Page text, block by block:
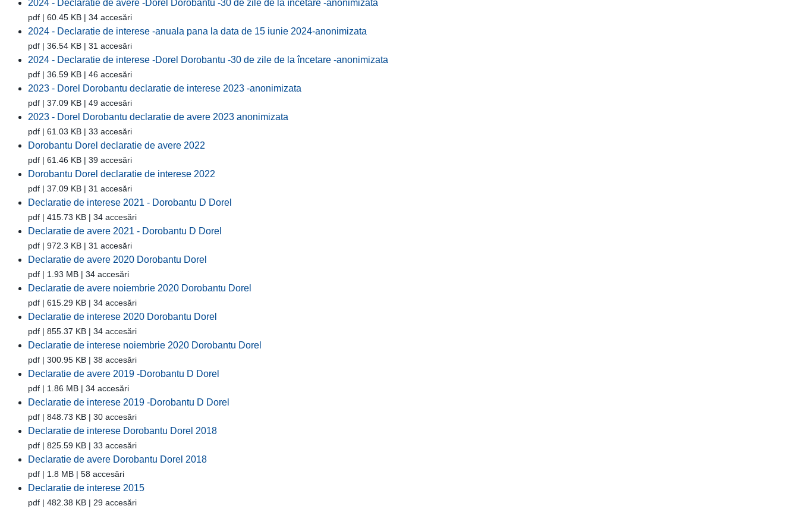
2024 - Declaratie de avere -Dorel Dorobantu -30 de zile de la încetare -anonimizata
pdf | 60.45 KB | 34 accesări
2024 - Declaratie de interese -anuala pana la data de 15 iunie 2024-anonimizata
pdf | 36.54 KB | 31 accesări
2024 - Declaratie de interese -Dorel Dorobantu -30 de zile de la încetare -anonimizata
pdf | 36.59 KB | 46 accesări
2023 - Dorel Dorobantu declaratie de interese 2023 -anonimizata
pdf | 37.09 KB | 49 accesări
2023 - Dorel Dorobantu declaratie de avere 2023 anonimizata
pdf | 61.03 KB | 33 accesări
Dorobantu Dorel declaratie de avere 2022
pdf | 61.46 KB | 39 accesări
Dorobantu Dorel declaratie de interese 2022
pdf | 37.09 KB | 31 accesări
Declaratie de interese 2021 - Dorobantu D Dorel
pdf | 415.73 KB | 34 accesări
Declaratie de avere 2021 - Dorobantu D Dorel
pdf | 972.3 KB | 31 accesări
Declaratie de avere 2020 Dorobantu Dorel
pdf | 1.93 MB | 34 accesări
Declaratie de avere noiembrie 2020 Dorobantu Dorel
pdf | 615.29 KB | 34 accesări
Declaratie de interese 2020 Dorobantu Dorel
pdf | 855.37 KB | 34 accesări
Declaratie de interese noiembrie 2020 Dorobantu Dorel
pdf | 300.95 KB | 38 accesări
Declaratie de avere 2019 -Dorobantu D Dorel
pdf | 1.86 MB | 34 accesări
Declaratie de interese 2019 -Dorobantu D Dorel
pdf | 848.73 KB | 30 accesări
Declaratie de interese Dorobantu Dorel 2018
pdf | 825.59 KB | 33 accesări
Declaratie de avere Dorobantu Dorel 2018
pdf | 1.8 MB | 58 accesări
Declaratie de interese 2015
pdf | 482.38 KB | 29 accesări